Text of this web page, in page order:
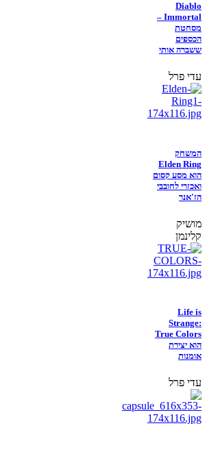
Diablo
Immortal –
מסחטת
הכספים
ששברה אותי
עדי פרל
המשחק
Elden Ring
הוא מסע קסום
ואכזרי לחובבי
הז'אנר
מושיק
קלינמן
Life is
Strange:
True Colors
הוא יצירת
אומנות
עדי פרל